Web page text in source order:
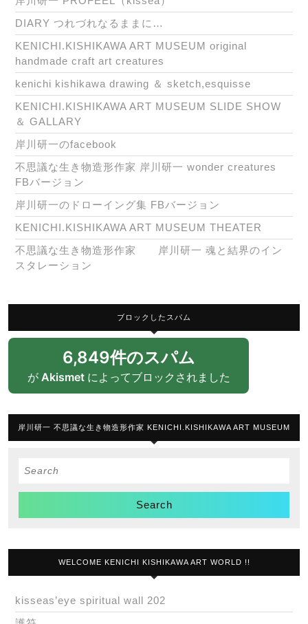
DIARY つれづれなるままに…
KENICHI.KISHIKAWA ART MUSEUM original
handmade craft art creatures
kenichi kishikawa drawing ＆ sketch,esquisse
KENICHI.KISHIKAWA ART MUSEUM SLIDE SHOW
＆ GALLARY
岸川研一のfacebook
不思議な生き物造形作家 岸川研一 wonder creatures
FBバージョン
岸川研一のドローイング集 FBバージョン
KENICHI.KISHIKAWA ART MUSEUM THEATER
不思議な生き物造形作家 岸川研一 魂と結界のイン
スタレーション
ブロックしたスパム
6,849件のスパム
が Akismetによってブロックされました
岸川研一 不思議な生き物造形作家 KENICHI.KISHIKAWA ART MUSEUM
Search
WELCOME KENICHI KISHIKAWA ART WORLD !!
kisseas’eye spiritual wall 202